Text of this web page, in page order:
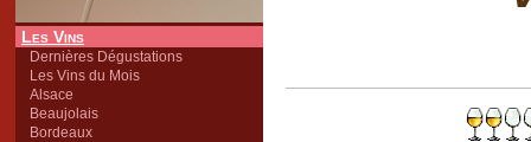
Les Vins
Dernières Dégustations
Les Vins du Mois
Alsace
Beaujolais
Bordeaux